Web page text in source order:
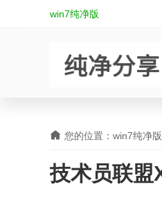
win7纯净版
您的位置： win7纯净版
技术员联盟